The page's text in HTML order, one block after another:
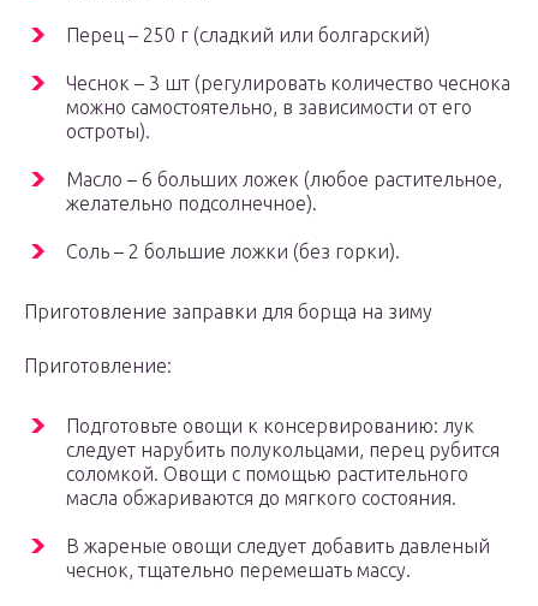
Перец – 250 г (сладкий или болгарский)
Чеснок – 3 шт (регулировать количество чеснока
можно самостоятельно, в зависимости от его
остроты).
Масло – 6 больших ложек (любое растительное,
желательно подсолнечное).
Соль – 2 большие ложки (без горки).
Приготовление заправки для борща на зиму
Приготовление:
Подготовьте овощи к консервированию: лук
следует нарубить полукольцами, перец рубится
соломкой. Овощи с помощью растительного
масла обжариваются до мягкого состояния.
В жареные овощи следует добавить давленый
чеснок, тщательно перемешать массу.